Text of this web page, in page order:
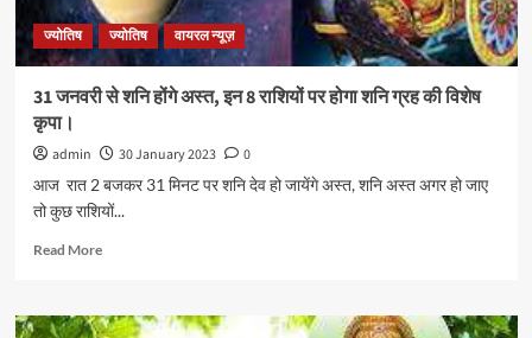
ज्योतिष ज्योतिष वायरल न्यूज़
31 जनवरी से शनि होंगे अस्त, इन 8 राशियों पर होगा शनि ग्रह की विशेष
कृपा।
admin 30 January 2023
0
आज रात 2 बजकर 31 मिनट पर शनि देव हो जायेंगे अस्त, शनि अस्त अगर हो जाए
तो कुछ राशियों...
Read More